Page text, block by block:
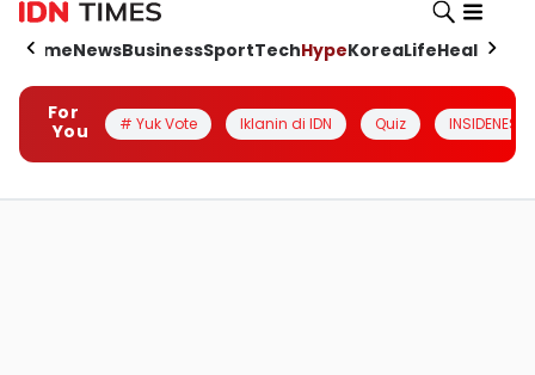
HomeNewsBusinessSportTechHypeKoreaLifeHealth
For
You
# Yuk Vote Iklanin di IDN Quiz INSIDENESIA